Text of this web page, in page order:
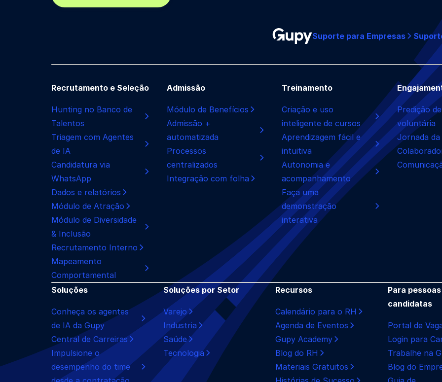
Suporte para Empresas
Recrutamento e Seleção
Hunting no Banco de
Talentos
Triagem com Agentes
de IA
Candidatura via
WhatsApp
Dados e relatórios
Módulo de Atração
Módulo de Diversidade
& Inclusão
Recrutamento Interno
Mapeamento
Comportamental
Admissão
Módulo de Benefícios
Admissão +
automatizada
Processos
centralizados
Integração com folha
Treinamento
Criação e uso
inteligente de cursos
Aprendizagem fácil e
intuitiva
Autonomia e
acompanhamento
Faça uma
demonstração
interativa
Predição
voluntária
Jornada da
Soluções
Conheça os agentes
de IA da Gupy
Central de Carreiras
Impulsione o
desempenho do time
Soluções por Setor
Varejo
Industria
Saúde
Tecnologia
Recursos
Calendário para o RH
Agenda de Eventos
Gupy Academy
Blog do RH
Materiais Gratuitos
Para pessoas
candidatas
Portal de
Login para
Trabalhe na
Blog do